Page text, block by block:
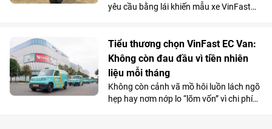
yêu cầu bằng lái khiến mẫu xe VinFast
hàng có nhu cầu di chuyển cự ly ngắn.
Tiểu thương chọn VinFast EC Van:
Không còn đau đầu vì tiền nhiên
liệu mỗi tháng
Không còn cảnh vã mồ hôi luồn lách ngõ
hẹp hay nơm nớp lo “lõm vốn” vì chi phí